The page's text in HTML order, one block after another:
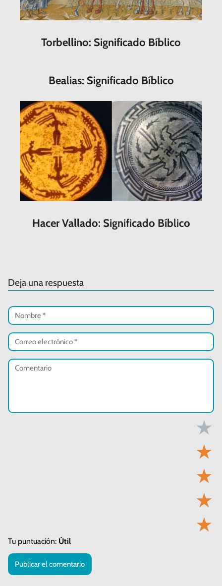
Torbellino: Significado Bíblico
Bealias: Significado Bíblico
Hacer Vallado: Significado Bíblico
Deja una respuesta
★
★
★
★
★
Tu puntuación: Útil